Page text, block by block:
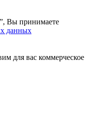
Вы принимаете
данных
для вас коммерческое